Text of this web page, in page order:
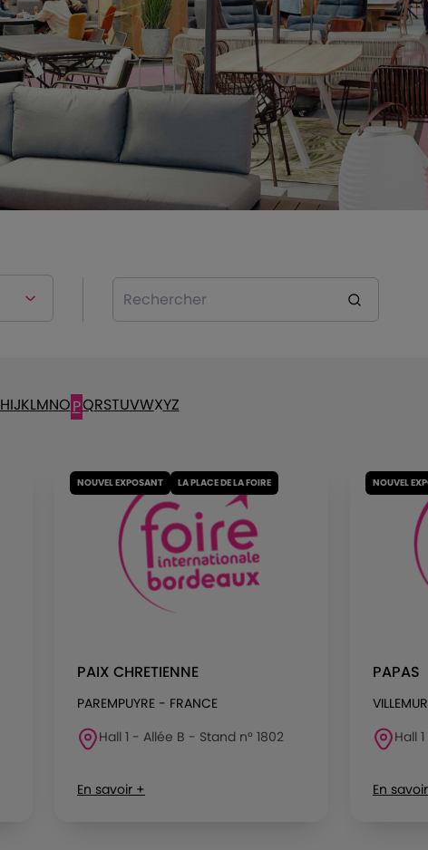
Rechercher
HIJKLMNOPQRSTUVWXYZ
NOUVEL EXPOSANT LA PLACE DE LA FOIRE
PAIX CHRETIENNE
PAREMPUYRE - FRANCE
Hall 1 - Allée B - Stand n° 1802
En savoir +
NOUVEL
PAPAS
Hall
En